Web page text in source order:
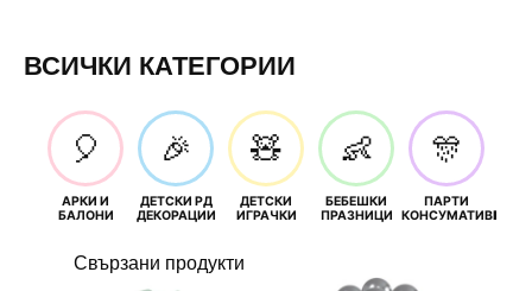
ВСИЧКИ КАТЕГОРИИ
🎈
АРКИ И
БАЛОНИ
🎉
ДЕТСКИ РД
ДЕКОРАЦИИ
🧸
ДЕТСКИ
ИГРАЧКИ
👶
БЕБЕШКИ
ПРАЗНИЦИ
🎊
ПАРТИ
КОНСУМАТИВИ
Свързани продукти